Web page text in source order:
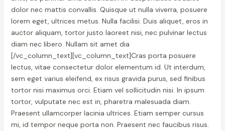
dolor nec mattis convallis. Quisque ut nulla viverra, posuere
lorem eget, ultrices metus. Nulla facilisi. Duis aliquet, eros in
auctor aliquam, tortor justo laoreet nisi, nec pulvinar lectus
diam nec libero. Nullam sit amet dia
[/vc_column_text][vc_column_text]Cras porta posuere
lectus, vitae consectetur dolor elementum id. Ut interdum,
sem eget varius eleifend, ex risus gravida purus, sed finibus
tortor nisi maximus orci. Etiam vel sollicitudin nisi. In ipsum
tortor, vulputate nec est in, pharetra malesuada diam.
Praesent ullamcorper lacinia ultrices. Etiam semper cursus
mi, id tempor neque porta non. Praesent nec faucibus risus.